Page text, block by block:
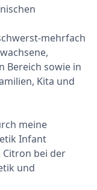
mehrfach
Bereich sowie in
Kita und
meine
Infant
Citron bei der
und